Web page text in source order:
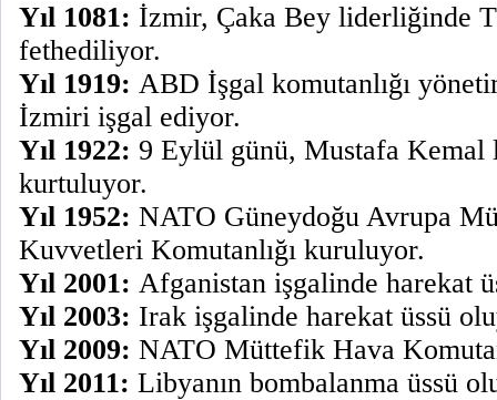
Yıl 1081: İzmir, Çaka Bey liderliğinde
fethediliyor.
Yıl 1919: ABD İşgal komutanlığı
İzmiri işgal ediyor.
Yıl 1922: 9 Eylül günü, Mustafa Kemal
kurtuluyor.
Yıl 1952: NATO Güneydoğu Avrupa
Kuvvetleri Komutanlığı kuruluyor.
Yıl 2001: Afganistan işgalinde harekat
Yıl 2003: Irak işgalinde harekat üssü
Yıl 2009: NATO Müttefik Hava
Yıl 2011: Libyanın bombalanma üssü